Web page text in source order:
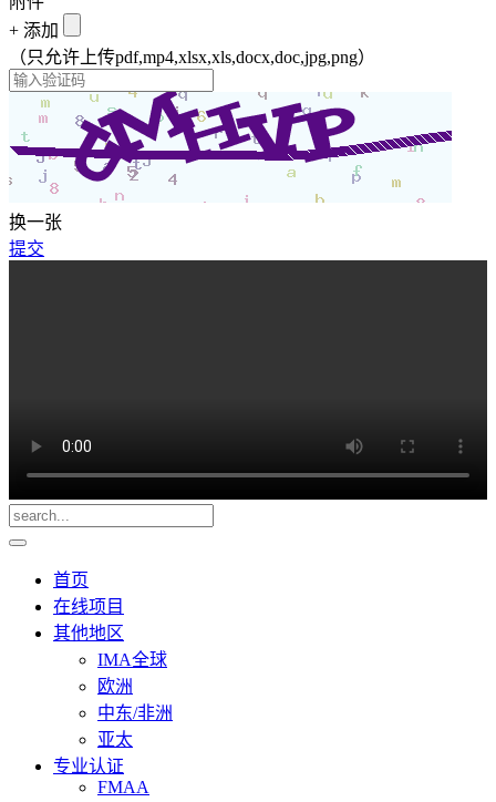
+ 添加
（只允许上传pdf,mp4,xlsx,xls,docx,doc,jpg,png）
换一张
提交
首页
在线项目
其他地区
IMA全球
欧洲
中东/非洲
亚太
专业认证
FMAA